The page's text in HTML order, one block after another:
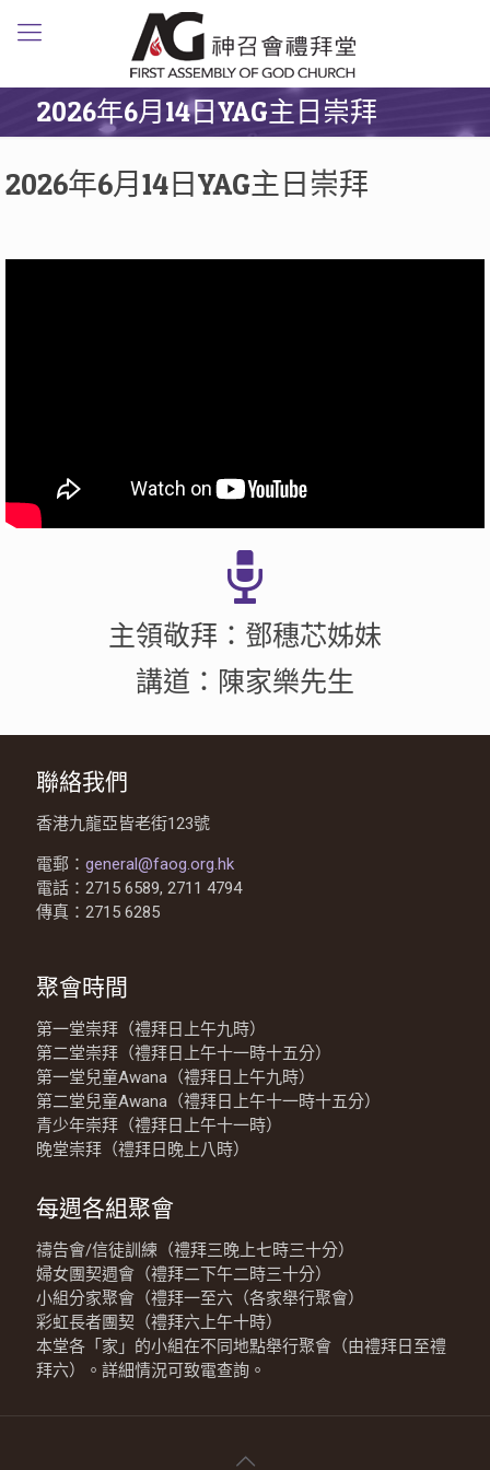
2026年6月14日YAG主日崇拜
2026年6月14日YAG主日崇拜
主領敬拜：鄧穗芯姊妹
講道：陳家樂先生
聯絡我們
香港九龍亞皆老街123號
電郵： general@faog.org.hk
電話：2715 6589, 2711 4794
傳真：2715 6285
聚會時間
第一堂崇拜（禮拜日上午九時）
第二堂崇拜（禮拜日上午十一時十五分）
第一堂兒童Awana（禮拜日上午九時）
第二堂兒童Awana（禮拜日上午十一時十五分）
青少年崇拜（禮拜日上午十一時）
晚堂崇拜（禮拜日晚上八時）
每週各組聚會
禱告會/信徒訓練（禮拜三晚上七時三十分）
婦女團契週會（禮拜二下午二時三十分）
小組分家聚會（禮拜一至六（各家舉行聚會）
彩虹長者團契（禮拜六上午十時）
本堂各「家」的小組在不同地點舉行聚會（由禮拜日至禮
拜六）。詳細情況可致電查詢。